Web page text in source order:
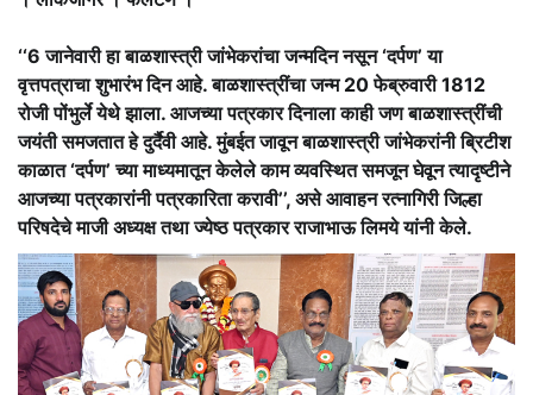
‘‘6 जानेवारी हा बाळशास्त्री जांभेकरांचा जन्मदिन नसून ‘दर्पण’ या
वृत्तपत्राचा शुभारंभ दिन आहे. बाळशास्त्रींचा जन्म 20 फेब्रुवारी 1812
रोजी पोंभुर्ले येथे झाला. आजच्या पत्रकार दिनाला काही जण बाळशास्त्रींची
जयंती समजतात हे दुर्दैवी आहे. मुंबईत जावून बाळशास्त्री जांभेकरांनी ब्रिटीश
काळात ‘दर्पण’ च्या माध्यमातून केलेले काम व्यवस्थित समजून घेवून त्यादृष्टीने
आजच्या पत्रकारांनी पत्रकारिता करावी’’, असे आवाहन रत्नागिरी जिल्हा
परिषदेचे माजी अध्यक्ष तथा ज्येष्ठ पत्रकार राजाभाऊ लिमये यांनी केले.